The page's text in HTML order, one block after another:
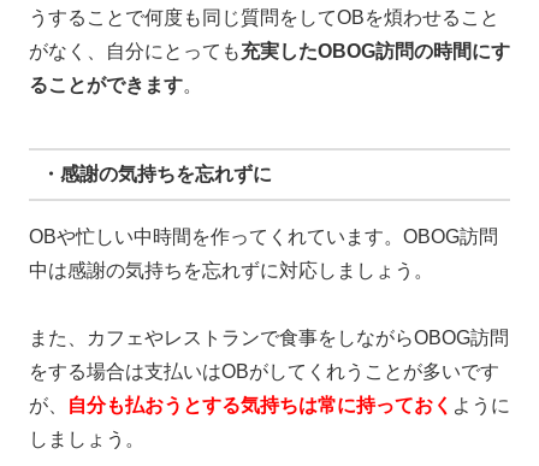
うすることで何度も同じ質問をしてOBを煩わせること
がなく、自分にとっても充実したOBOG訪問の時間にす
ることができます。
・感謝の気持ちを忘れずに
OBや忙しい中時間を作ってくれています。OBOG訪問
中は感謝の気持ちを忘れずに対応しましょう。
また、カフェやレストランで食事をしながらOBOG訪問
をする場合は支払いはOBがしてくれうことが多いです
が、
自分も払おうとする気持ちは常に持っておく ように
しましょう。